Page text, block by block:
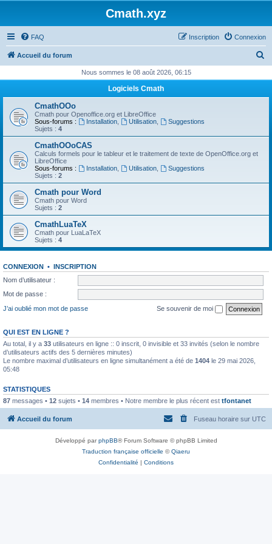
Cmath.xyz
FAQ Connexion
Inscription
Accueil du forum
h
r
Nous sommes le 08 août 2026, 06:15
Logiciels Cmath
CmathOOo
Cmath pour Openoffice.org et LibreOffice
Sous-forums :
Installation, Utilisation,
Suggestions
Sujets : 4
CmathOOoCAS
Calculs formels pour le tableur et le traitement de texte de OpenOffice.org et
LibreOffice
Sous-forums :
Installation, Utilisation,
Suggestions
Sujets : 2
Cmath pour Word
Cmath pour Word
Sujets : 2
CmathLuaTeX
Cmath pour LuaLaTeX
Sujets : 4
CONNEXION • INSCRIPTION
Nom d’utilisateur :
Mot de passe :
J’ai oublié mon mot de passe
Se souvenir de moi
QUI EST EN LIGNE ?
Au total, il y a 33 utilisateurs en ligne :: 0 inscrit, 0 invisible et 33 invités (selon le nombre
d’utilisateurs actifs des 5 dernières minutes)
Le nombre maximal d’utilisateurs en ligne simultanément a été de 1404 le 29 mai 2026,
05:48
STATISTIQUES
87 messages • 12 sujets • 14 membres • Notre membre le plus récent est tfontanet
Accueil du forum Fuseau horaire sur UTC
Développé parphpBB® Forum Software © phpBB Limited
Traduction française officielle ©Qiaeru
Confidentialité | Conditions